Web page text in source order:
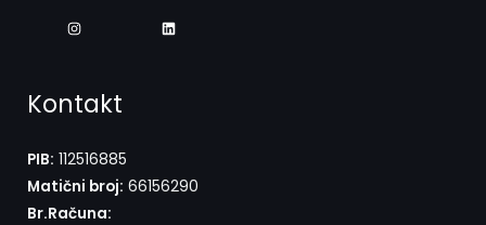
Kontakt
PIB: 112516885
Matični broj: 66156290
Br.Računa: